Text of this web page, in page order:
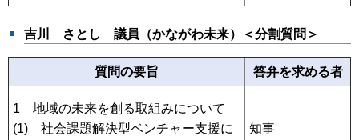
吉川 さとし 議員（かながわ未来）＜分割質問＞
質問の要旨 答弁を求める者
1 地域の未来を創る取組みについて
(1) 社会課題解決型ベンチャー支援に
知事